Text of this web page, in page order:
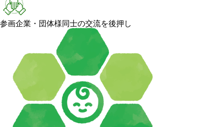
参画企業・団体様同士の交流を後押し